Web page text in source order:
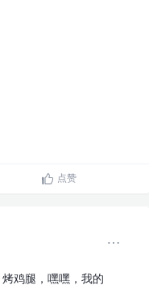
点赞
烤鸡腿，嘿嘿，我的